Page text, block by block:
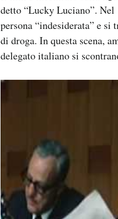
detto “Lucky Luciano”.
persona “indesiderata” e
di droga. In questa scena,
delegato italiano si